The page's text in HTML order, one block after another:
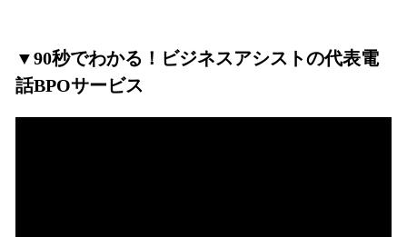
▼90秒でわかる！ビジネスアシストの代表電
話BPOサービス